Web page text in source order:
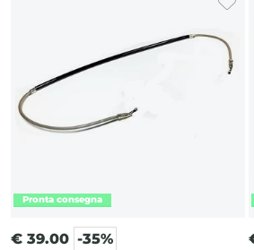
€ 39.00 -35%